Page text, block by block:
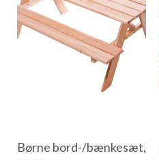
Børne bord-/bænkesæt,